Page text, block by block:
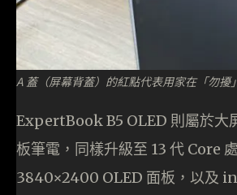
A 蓋（屏幕背蓋）的紅點代表用家在「勿擾
ExpertBook B5 OLED 則屬於大
板筆電，同樣升級至 13 代 Core
3840×2400 OLED 面板，以及